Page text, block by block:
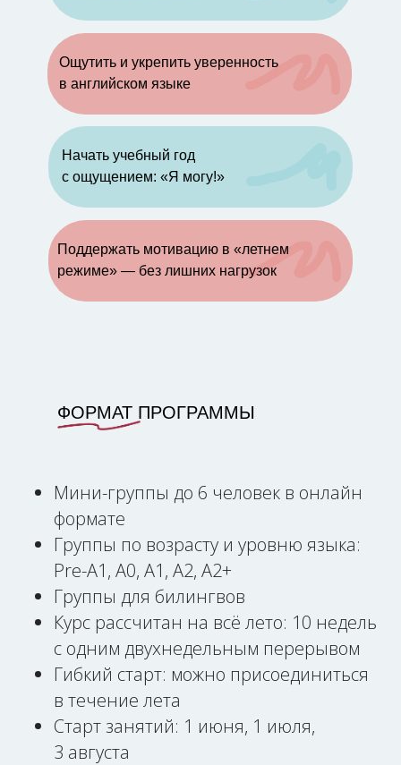
Начать учебный год
с ощущением: «Я могу!»
Ощутить и укрепить уверенность
в английском языке
Поддержать мотивацию в «летнем
режиме» — без лишних нагрузок
ФОРМАТ ПРОГРАММЫ
Мини-группы до 6 человек в онлайн
формате
Группы по возрасту и уровню языка:
Pre-А1, A0, А1, А2, А2+
Группы для билингвов
Курс рассчитан на всё лето: 10 недель
с одним двухнедельным перерывом
Гибкий старт: можно присоединиться
в течение лета
Старт занятий: 1 июня, 1 июля,
3 августа